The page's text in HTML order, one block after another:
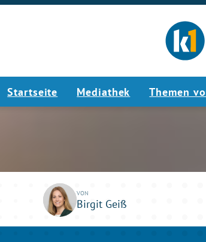
Startseite Mediathek Themen
VON
Birgit Geiß